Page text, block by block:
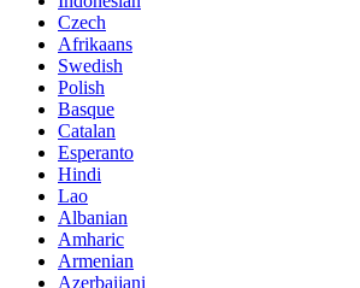
Czech
Afrikaans
Swedish
Polish
Basque
Catalan
Esperanto
Hindi
Lao
Albanian
Amharic
Armenian
Azerbaijani